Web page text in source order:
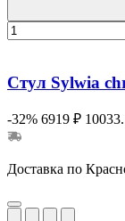
Стул Sylwia
-32% 6919 ₽
Доставка по